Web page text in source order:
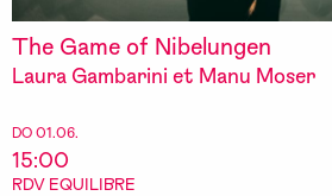
DO 01.06.
15:00
RDV EQUILIBRE
The Game of Nibelungen
Laura Gambarini et Manu Moser